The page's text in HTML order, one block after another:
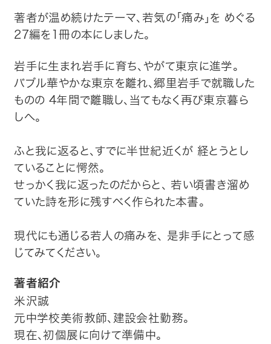
自費出版したい方
購入方法
画像・文章の使用について
企業情報
著者が温め続けたテーマ、若気の「痛み」を めぐる
27編を1冊の本にしました。
岩手に生まれ岩手に育ち、やがて東京に進学。
バブル華やかな東京を離れ、郷里岩手で就職した
ものの 4年間で離職し、当てもなく再び東京暮ら
しへ。
ふと我に返ると、すでに半世紀近くが 経とうとし
ていることに愕然。
せっかく我に返ったのだからと、 若い頃書き溜め
ていた詩を形に残すべく作られた本書。
現代にも通じる若人の痛みを、 是非手にとって感
じてみてください。
著者紹介
米沢誠
元中学校美術教師、建設会社勤務。
現在、初個展に向けて準備中。